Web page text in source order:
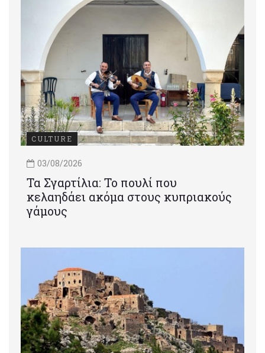
CULTURE
03/08/2026
Τα Σγαρτίλια: Το πουλί που
κελαηδάει ακόμα στους κυπριακούς
γάμους